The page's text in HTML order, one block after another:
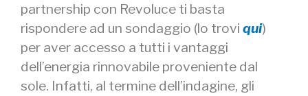
partnership con Revoluce ti basta
rispondere ad un sondaggio (lo trovi qui)
per aver accesso a tutti i vantaggi
dell’energia rinnovabile proveniente dal
sole. Infatti, al termine dell’indagine, gli